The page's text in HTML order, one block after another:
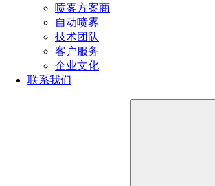
喷雾方案商
自动喷雾
技术团队
客户服务
企业文化
联系我们
喷头的种类有哪些（喷头分类全解析）